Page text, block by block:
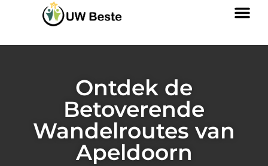
Ontdek de
Betoverende
Wandelroutes van
Apeldoorn